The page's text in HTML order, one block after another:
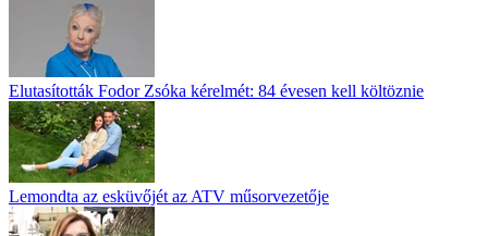
Elutasították Fodor Zsóka kérelmét: 84 évesen kell költöznie
Lemondta az esküvőjét az ATV műsorvezetője